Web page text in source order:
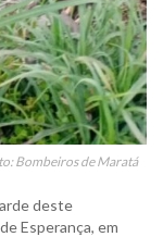
Bombeiros de Maratá
deste
Esperança, em